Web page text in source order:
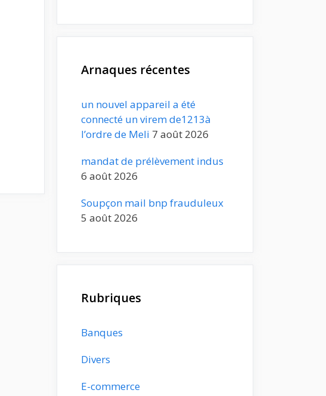
Arnaques récentes
un nouvel appareil a été
connecté un virem de1213à
l’ordre de Meli 7 août 2026
mandat de prélèvement indus
6 août 2026
Soupçon mail bnp frauduleux
5 août 2026
Rubriques
Banques
Divers
E-commerce